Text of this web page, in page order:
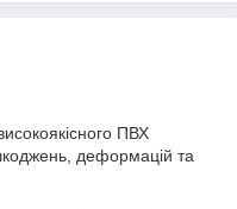
ПВХ
деформацій та